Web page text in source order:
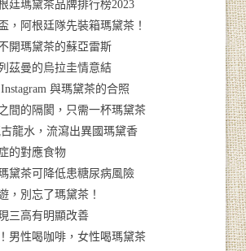
廷瑪黛茶品牌排行榜2023
，阿根廷隊先裝箱瑪黛茶！
開瑪黛茶的蘇亞雷斯
茲曼的烏拉圭情意結
與瑪黛茶的合照
間的隔閡，只需一杯瑪黛茶
龍水，流瀉出異國瑪黛香
的對應食物
黛茶可降低患糖尿病風險
，別忘了瑪黛茶！
三高有明顯改善
男性喝咖啡，女性喝瑪黛茶